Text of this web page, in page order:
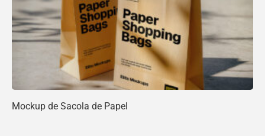
Mockup de Sacola de Papel